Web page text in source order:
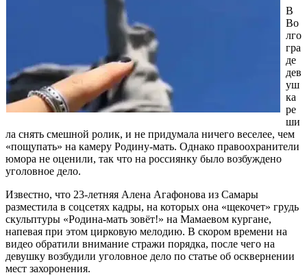
В
Во
лго
гра
де
дев
уш
ка
ре
ши
ла снять смешной ролик, и не придумала ничего веселее, чем
«пощупать» на камеру Родину-мать. Однако правоохранители
юмора не оценили, так что на россиянку было возбуждено
уголовное дело.
Известно, что 23-летняя Алена Агафонова из Самары
разместила в соцсетях кадры, на которых она «щекочет» грудь
скульптуры «Родина-мать зовёт!» на Мамаевом кургане,
напевая при этом цирковую мелодию. В скором времени на
видео обратили внимание стражи порядка, после чего на
девушку возбудили уголовное дело по статье об осквернении
мест захоронения.